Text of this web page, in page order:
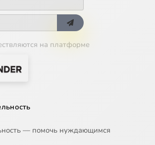
на платформе
— помочь нуждающимся